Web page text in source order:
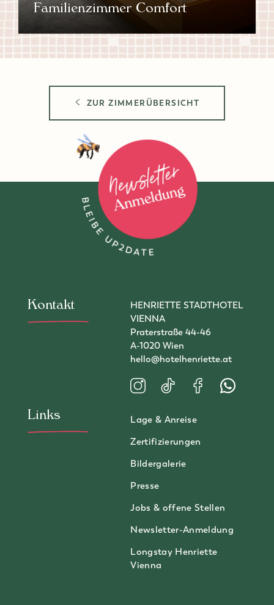
Familienzimmer Comfort
ZUR ZIMMERÜBERSICHT
Kontakt
HENRIETTE STADTHOTEL
VIENNA
Praterstraße 44-46
A-1020 Wien
hello@hotelhenriette.at
Links
Lage & Anreise
Zertifizierungen
Bildergalerie
Presse
Jobs & offene Stellen
Newsletter-Anmeldung
Longstay Henriette
Vienna